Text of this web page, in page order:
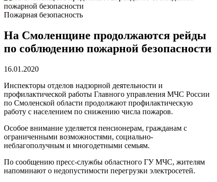
Пожарная безопасность
На Смоленщине продолжаются рейды
по соблюдению пожарной безопасности
16.01.2020
Инспекторы отделов надзорной деятельности и
профилактической работы Главного управления МЧС России
по Смоленской области продолжают профилактическую
работу с населением по снижению числа пожаров.
Особое внимание уделяется пенсионерам, гражданам с
ограниченными возможностями, социально-
неблагополучным и многодетными семьям.
По сообщению пресс-службы областного ГУ МЧС, жителям
напоминают о недопустимости перегрузки электросетей.